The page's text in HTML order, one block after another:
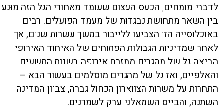
לדברי מומחים, הכעס העצום שעומד מאחורי הגל הזה מוּנע
בין השאר מתחושת נבגדוּת של מעמד הפועלים. רבים
באוכלוסייה הזו הצביעו ללייבור במשך עשרות שנים, אך
לאחר שמדיניות הגבולות הפתוחים של האיחוד האירופי
הביאה גל של מהגרים ממזרח אירופה בשנות התשעים
והאלפיים, ואז גל של מהגרים מוסלמים בעשור הבא –
התחרות על משרות הצווארון הכחול גברה, צביון המדינה
השתנה, והבייס השמאלני ערק לשמרנים.